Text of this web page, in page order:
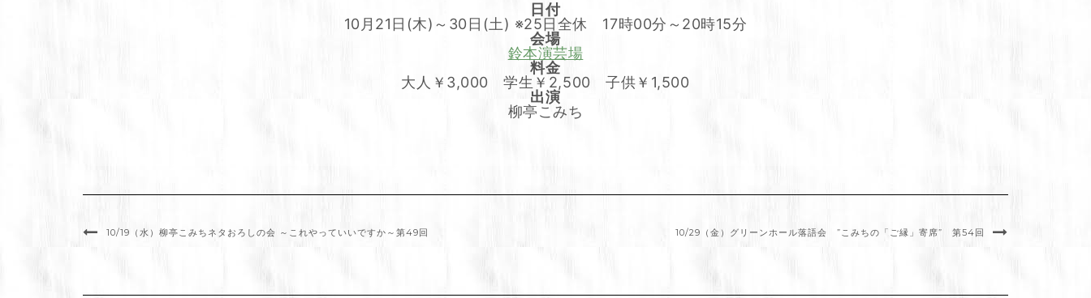
日付
10月21日(木)～30日(土) ※25日全休 17時00分～20時15分
会場
鈴本演芸場
料金
大人￥3,000 学生￥2,500 子供￥1,500
出演
柳亭こみち
10/19（水）柳亭こみちネタおろしの会 ～これやっていいですか～第49回 10/29（金）グリーンホール落語会 ”こみちの「ご縁」寄席” 第54回